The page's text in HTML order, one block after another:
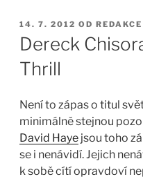
PUBLIKOVÁNO
14. 7. 2012 OD REDAKCE
Dereck
Thrill
Není to zápas o titul
minimálně stejnou
David Haye jsou toho
se i nenávidí. Jejich
k sobě cítí opravdoví